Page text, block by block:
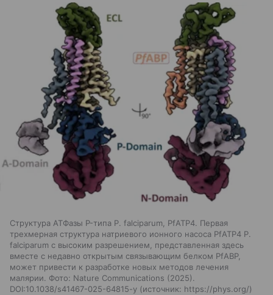
Структура АТФазы P-типа P. falciparum, PfATP4. Первая
трехмерная структура натриевого ионного насоса PfATP4 P.
falciparum с высоким разрешением, представленная здесь
вместе с недавно открытым связывающим белком PfABP,
может привести к разработке новых методов лечения
малярии. Фото: Nature Communications (2025).
DOI:10.1038/s41467-025-64815-y
источник: https://phys.org/